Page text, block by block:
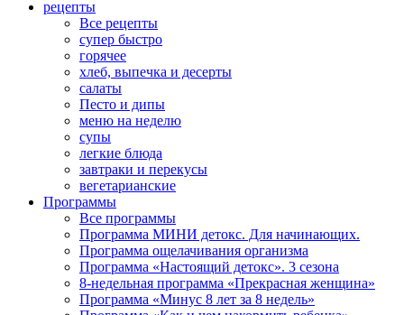
рецепты
Все рецепты
супер быстро
горячее
хлеб, выпечка и десерты
салаты
Песто и дипы
меню на неделю
супы
легкие блюда
завтраки и перекусы
вегетарианские
Программы
Все программы
Программа МИНИ детокс. Для начинающих.
Программа ощелачивания организма
Программа «Настоящий детокс». 3 сезона
8-недельная программа «Прекрасная женщина»
Программа «Минус 8 лет за 8 недель»